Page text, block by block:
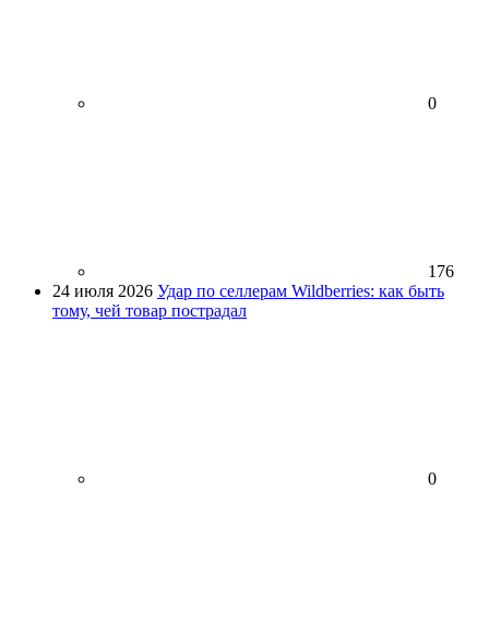
0
176
24 июля 2026 Удар по селлерам Wildberries: как быть
тому, чей товар пострадал
0